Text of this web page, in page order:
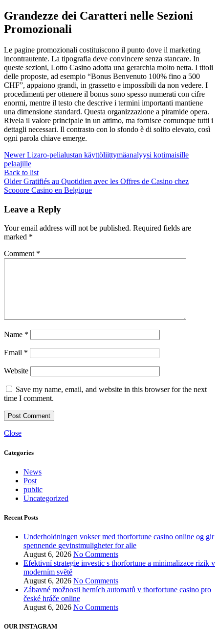
Grandezze dei Caratteri nelle Sezioni
Promozionali
Le pagine promozionali costituiscono il punto dove il marketing
incontrautente. La tipografia deve convincere senza stancare. In
queste sezioni, Lotto Casino adotta una gerarchia molto netta. I titoli
delle proposte, ad esempio “Bonus Benvenuto 100% fino a 500
CHF”, appaiono grandi, in grassetto e impossibili da non vedere. I
procedimenti per ottenere il bonus sono spesso numerati con cifre
enormi, mentre il testo che descrive i termini importanti mantiene
una dimensione standard. Questa organizzazione a piramide opera.
Rivela il valore principale in un attimo, ma fornisce comunque tutti i
dettagli necessari. Il contrasto con lo sfondo è di solito elevato, così
ogni parola chiave emerge.
Newer Lizaro-pelialustan käyttöliittymäanalyysi kotimaisille
pelaajille
Back to list
Older Gratifiés au Quotidien avec les Offres de Casino chez
Scooore Casino en Belgique
Leave a Reply
Your email address will not be published. Required fields are
marked *
Comment *
Name *
Email *
Website
Save my name, email, and website in this browser for the next
time I comment.
Close
Categories
News
Post
public
Uncategorized
Recent Posts
Underholdningen vokser med thorfortune casino online og gir
spennende gevinstmuligheter for alle
August 6, 2026 No Comments
Efektivní strategie investic s thorfortune a minimalizace rizik v
moderním světě
August 6, 2026 No Comments
Zábavné možnosti herních automatů v thorfortune casino pro
české hráče online
August 6, 2026 No Comments
OUR INSTAGRAM